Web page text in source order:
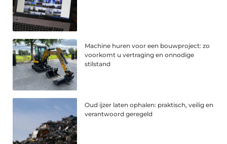
Machine huren voor een bouwproject: zo
voorkomt u vertraging en onnodige
stilstand
Oud ijzer laten ophalen: praktisch, veilig en
verantwoord geregeld